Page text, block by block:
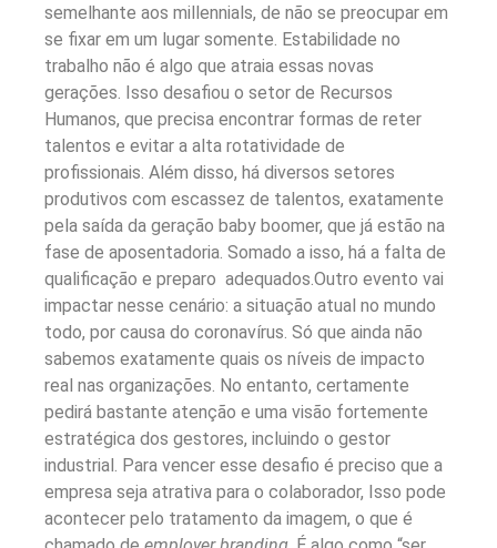
semelhante aos millennials, de não se preocupar em
se fixar em um lugar somente. Estabilidade no
trabalho não é algo que atraia essas novas
gerações. Isso desafiou o setor de Recursos
Humanos, que precisa encontrar formas de reter
talentos e evitar a alta rotatividade de
profissionais. Além disso, há diversos setores
produtivos com escassez de talentos, exatamente
pela saída da geração baby boomer, que já estão na
fase de aposentadoria. Somado a isso, há a falta de
qualificação e preparo adequados.Outro evento vai
impactar nesse cenário: a situação atual no mundo
todo, por causa do coronavírus. Só que ainda não
sabemos exatamente quais os níveis de impacto
real nas organizações. No entanto, certamente
pedirá bastante atenção e uma visão fortemente
estratégica dos gestores, incluindo o gestor
industrial. Para vencer esse desafio é preciso que a
empresa seja atrativa para o colaborador, Isso pode
acontecer pelo tratamento da imagem, o que é